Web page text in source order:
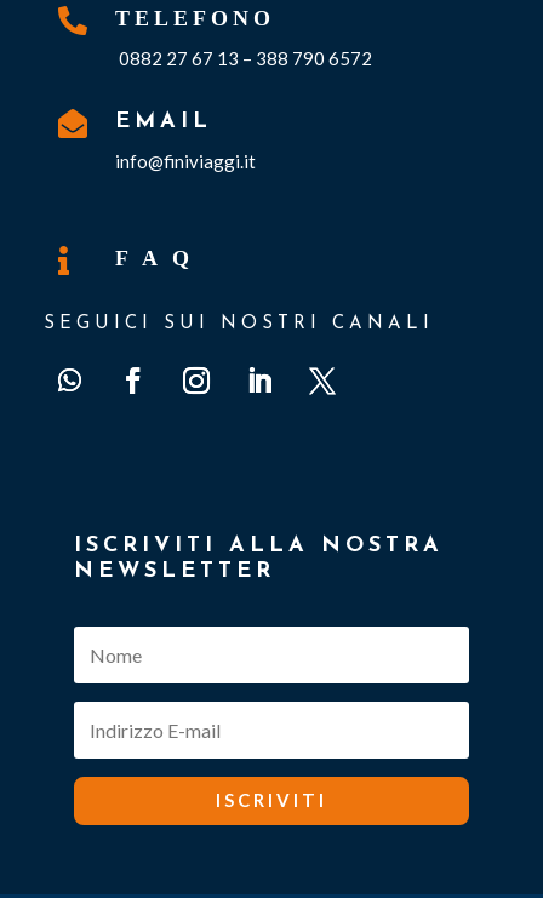
 TELEFONO
0882 27 67 13 – 388 790 6572
 EMAIL
info@finiviaggi.it
 F A Q
SEGUICI SUI NOSTRI CANALI
ISCRIVITI ALLA NOSTRA
NEWSLETTER
ISCRIVITI